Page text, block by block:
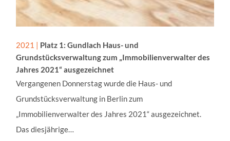
2021 | Platz 1: Gundlach Haus- und
Grundstücksverwaltung zum „Immobilienverwalter des
Jahres 2021“ ausgezeichnet
Vergangenen Donnerstag wurde die Haus- und
Grundstücksverwaltung in Berlin zum
„Immobilienverwalter des Jahres 2021“ ausgezeichnet.
Das diesjährige…
YouTube
Name:
Anbieter:
Zweck: